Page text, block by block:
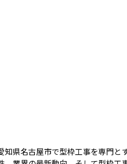
県名古屋市で型枠工事を専門と